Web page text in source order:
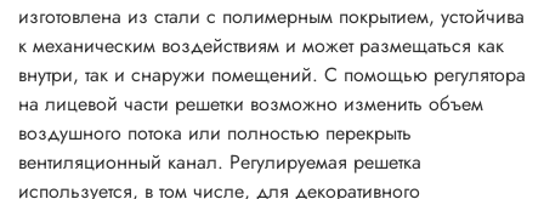
изготовлена из стали с полимерным покрытием, устойчива
к механическим воздействиям и может размещаться как
внутри, так и снаружи помещений. С помощью регулятора
на лицевой части решетки возможно изменить объем
воздушного потока или полностью перекрыть
вентиляционный канал. Регулируемая решетка
используется, в том числе, для декоративного